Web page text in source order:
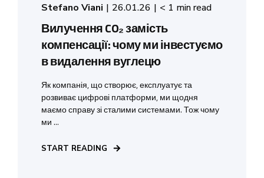
Stefano Viani 26.01.26 < 1 min read
Вилучення CO₂ замість
компенсації: чому ми інвестуємо
в видалення вуглецю
Як компанія, що створює, експлуатує та
розвиває цифрові платформи, ми щодня
маємо справу зі сталими системами. Тож чому
ми ...
START READING